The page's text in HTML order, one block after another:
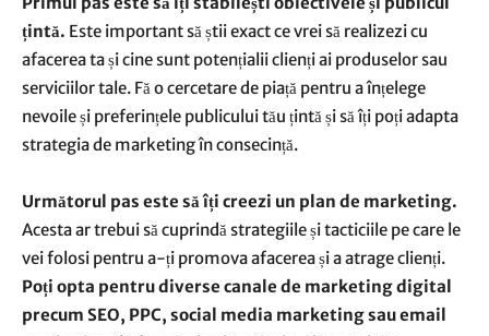
țintă. Este important să știi exact ce vrei să realizezi cu
afacerea ta și cine sunt potențialii clienți ai produselor sau
serviciilor tale. Fă o cercetare de piață pentru a înțelege
nevoile și preferințele publicului tău țintă și să îți poți adapta
strategia de marketing în consecință.
Următorul pas este să îți creezi un plan de marketing.
Acesta ar trebui să cuprindă strategiile și tacticiile pe care le
vei folosi pentru a-ți promova afacerea și a atrage clienți.
Poți opta pentru diverse canale de marketing digital
precum SEO, PPC, social media marketing sau email